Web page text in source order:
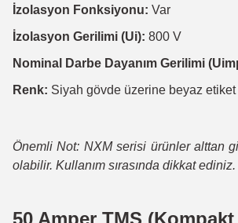
İzolasyon Fonksiyonu: Var
İzolasyon Gerilimi (Ui): 800 V
Nominal Darbe Dayanım Gerilimi
Renk: Siyah gövde üzerine beyaz etiket
Önemli Not: NXM serisi ürünler alttan
olabilir. Kullanım sırasında dikkat ediniz.
50 Amper TMŞ